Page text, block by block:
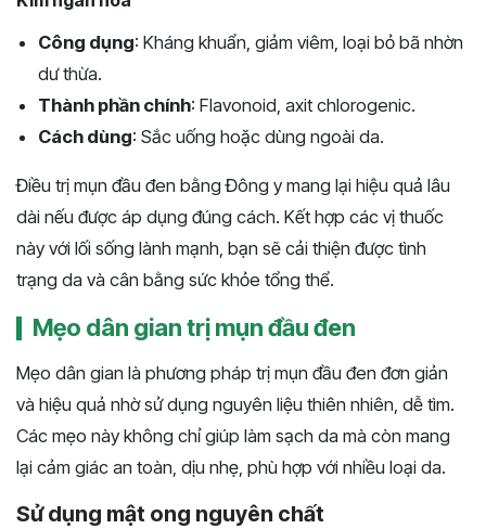
Công dụng: Kháng khuẩn, giảm viêm, loại bỏ bã nhờn
dư thừa.
Thành phần chính: Flavonoid, axit chlorogenic.
Cách dùng: Sắc uống hoặc dùng ngoài da.
Điều trị mụn đầu đen bằng Đông y mang lại hiệu quả lâu
dài nếu được áp dụng đúng cách. Kết hợp các vị thuốc
này với lối sống lành mạnh, bạn sẽ cải thiện được tình
trạng da và cân bằng sức khỏe tổng thể.
Mẹo dân gian trị mụn đầu đen
Mẹo dân gian là phương pháp trị mụn đầu đen đơn giản
và hiệu quả nhờ sử dụng nguyên liệu thiên nhiên, dễ tìm.
Các mẹo này không chỉ giúp làm sạch da mà còn mang
lại cảm giác an toàn, dịu nhẹ, phù hợp với nhiều loại da.
Sử dụng mật ong nguyên chất